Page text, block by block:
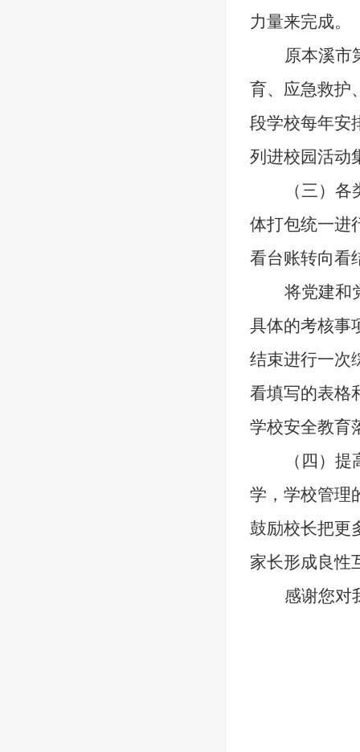
力量来完成。
原本溪市
育、应急救护
段学校每年安
列进校园活动
（三） 各
体打包统一进
看台账转向看
将党建和
具体的考核事
结束进行一次
看填写的表格
学校安全教育
（四） 提
学，学校管理
鼓励校长把更
家长形成良性
感谢您对